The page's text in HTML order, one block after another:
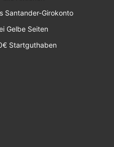
Santander-Girokonto
Gelbe Seiten
Startguthaben